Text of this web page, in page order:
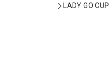
LADY GO CUP